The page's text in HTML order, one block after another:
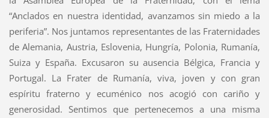
“Anclados en nuestra identidad, avanzamos sin miedo a la
periferia”. Nos juntamos representantes de las Fraternidades
de Alemania, Austria, Eslovenia, Hungría, Polonia, Rumanía,
Suiza y España. Excusaron su ausencia Bélgica, Francia y
Portugal. La Frater de Rumanía, viva, joven y con gran
espíritu fraterno y ecuménico nos acogió con cariño y
generosidad. Sentimos que pertenecemos a una misma